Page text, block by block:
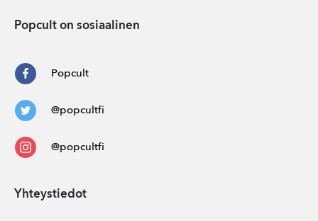
Popcult on sosiaalinen
Popcult
@popcultfi
@popcultfi
Yhteystiedot